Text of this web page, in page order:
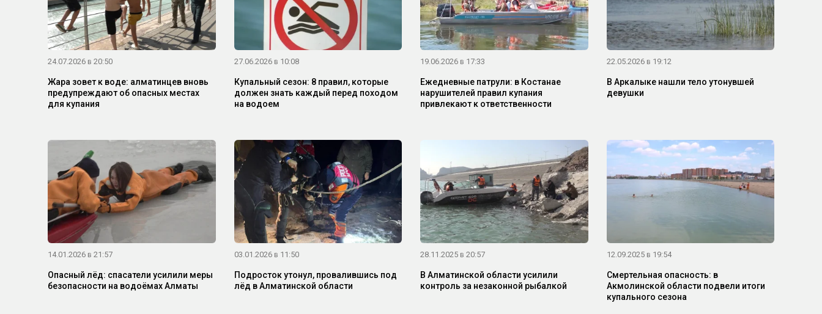
24.07.2026 в 20:50
Жара зовет к воде: алматинцев вновь
предупреждают об опасных местах
для купания
27.06.2026 в 10:08
Купальный сезон: 8 правил, которые
должен знать каждый перед походом
на водоем
19.06.2026 в 17:33
Ежедневные патрули: в Костанае
нарушителей правил купания
привлекают к ответственности
22.05.2026 в 19:12
В Аркалыке нашли тело утонувшей
девушки
14.01.2026 в 21:57
Опасный лёд: спасатели усилили меры
безопасности на водоёмах Алматы
03.01.2026 в 11:50
Подросток утонул, провалившись под
лёд в Алматинской области
28.11.2025 в 20:57
В Алматинской области усилили
контроль за незаконной рыбалкой
12.09.2025 в 19:54
Смертельная опасность: в
Акмолинской области подвели итоги
купального сезона